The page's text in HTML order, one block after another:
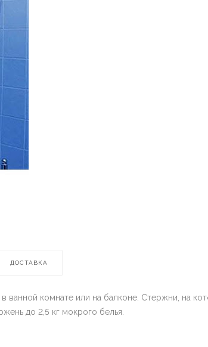
ДОСТАВКА
ванной комнате или на балконе. Стержни, на
до 2,5 кг мокрого белья.